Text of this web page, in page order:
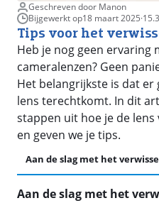
Geschreven door Manon
Bijgewerkt op18 maart 2025·
Tips voor het
Heb je nog geen ervaring
cameralenzen? Geen
Het belangrijkste is dat
lens terechtkomt. In dit
stappen uit hoe je de
en geven we je tips.
Aan de slag met het
Aan de slag met het